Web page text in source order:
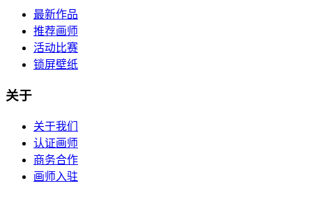
最新作品
推荐画师
活动比赛
锁屏壁纸
关于
关于我们
认证画师
商务合作
画师入驻